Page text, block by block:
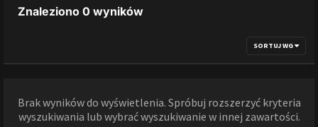
Znaleziono 0 wyników
SORTUJ WG
Brak wyników do wyświetlenia. Spróbuj rozszerzyć kryteria
wyszukiwania lub wybrać wyszukiwanie w innej zawartości.